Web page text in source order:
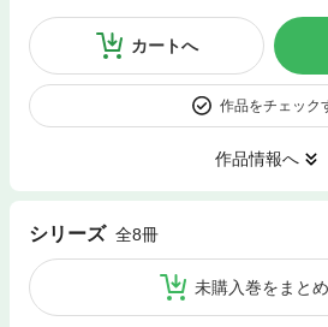
カートへ
作品をチェック
作品情報へ
シリーズ 全8冊
未購入巻をまと